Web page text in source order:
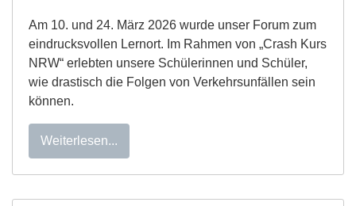
Am 10. und 24. März 2026 wurde unser Forum zum
eindrucksvollen Lernort. Im Rahmen von „Crash Kurs
NRW“ erlebten unsere Schülerinnen und Schüler,
wie drastisch die Folgen von Verkehrsunfällen sein
können.
Weiterlesen...